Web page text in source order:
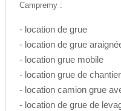
Campremy :
- location de grue
- location de grue
- location grue mobile
- location grue de chantier
- location camion grue
- location de grue de